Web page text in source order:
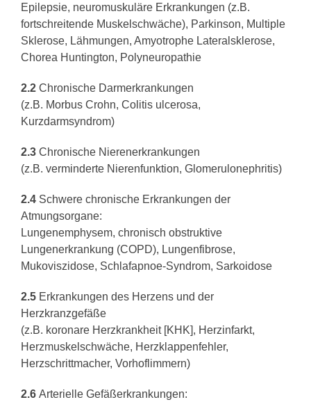
Epilepsie, neuromuskuläre Erkrankungen (z.B.
fortschreitende Muskelschwäche), Parkinson, Multiple
Sklerose, Lähmungen, Amyotrophe Lateralsklerose,
Chorea Huntington, Polyneuropathie
2.2 Chronische Darmerkrankungen
(z.B. Morbus Crohn, Colitis ulcerosa,
Kurzdarmsyndrom)
2.3Chronische Nierenerkrankungen
(z.B. verminderte Nierenfunktion, Glomerulonephritis)
2.4Schwere chronische Erkrankungen der
Atmungsorgane:
Lungenemphysem, chronisch obstruktive
Lungenerkrankung (COPD), Lungenfibrose,
Mukoviszidose, Schlafapnoe-Syndrom, Sarkoidose
2.5Erkrankungen des Herzens und der
Herzkranzgefäße
(z.B. koronare Herzkrankheit [KHK], Herzinfarkt,
Herzmuskelschwäche, Herzklappenfehler,
Herzschrittmacher, Vorhoflimmern)
2.6Arterielle Gefäßerkrankungen: